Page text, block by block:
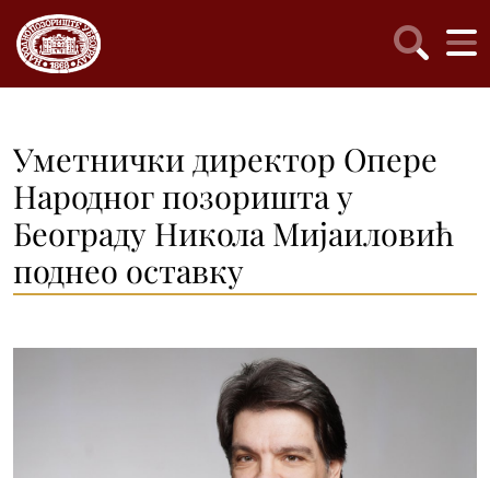
Уметнички директор Опере
Народног позоришта у
Београду Никола Мијаиловић
поднео оставку